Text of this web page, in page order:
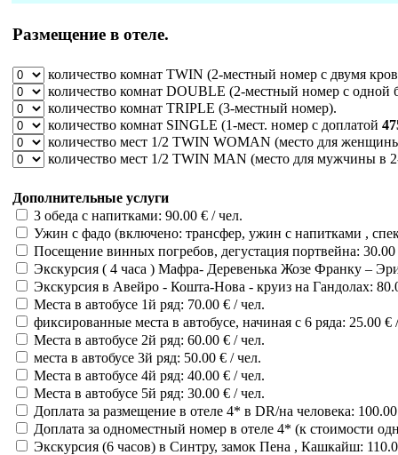
Размещение в отеле.
количество комнат TWIN (2-местный номер с двумя
количество комнат DOUBLE (2-местный номер с одной
количество комнат TRIPLE (3-местный номер).
количество комнат SINGLE (1-мест. номер c доплатой
количество мест 1/2 TWIN WOMAN (место для
количество мест 1/2 TWIN MAN (место для мужчины в
Дополнительные услуги
3 обеда с напитками: 90.00 € / чел.
Ужин с фадо (включено: трансфер, ужин с напитками ,
Посещение винных погребов, дегустация портвейна: 30.00
Экскурсия ( 4 часа ) Мафра- Деревенька Жозе Франку –
Экскурсия в Авейро - Кошта-Нова - круиз на Гандолах:
Места в автобусе 1й ряд: 70.00 € / чел.
фиксированные места в автобусе, начиная с 6 ряда: 25.00 €
Места в автобусе 2й ряд: 60.00 € / чел.
места в автобусе 3й ряд: 50.00 € / чел.
Места в автобусе 4й ряд: 40.00 € / чел.
Места в автобусе 5й ряд: 30.00 € / чел.
Доплата за размещение в отеле 4* в DR/на человека:
Доплата за одноместный номер в отеле 4* (к стоимости
Экскурсия (6 часов) в Синтру, замок Пена , Кашкайш: